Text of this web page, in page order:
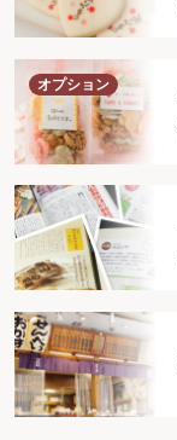
オプション